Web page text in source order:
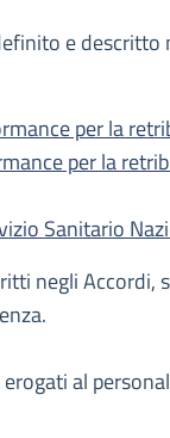
e
per la
per la
Sanitario
negli
al